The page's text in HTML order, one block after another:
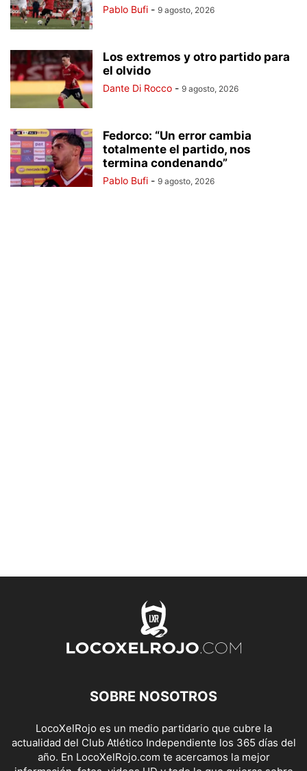
Pablo Bufi - 9 agosto, 2026
Los extremos y otro partido para
el olvido
Dante Di Rocco - 9 agosto, 2026
Fedorco: “Un error cambia
totalmente el partido, nos
termina condenando”
Pablo Bufi - 9 agosto, 2026
SOBRE NOSOTROS
LocoXelRojo es un medio partidario que cubre la
actualidad del Club Atlético Independiente los 365 días del
año. En LocoXelRojo.com te acercamos la mejor